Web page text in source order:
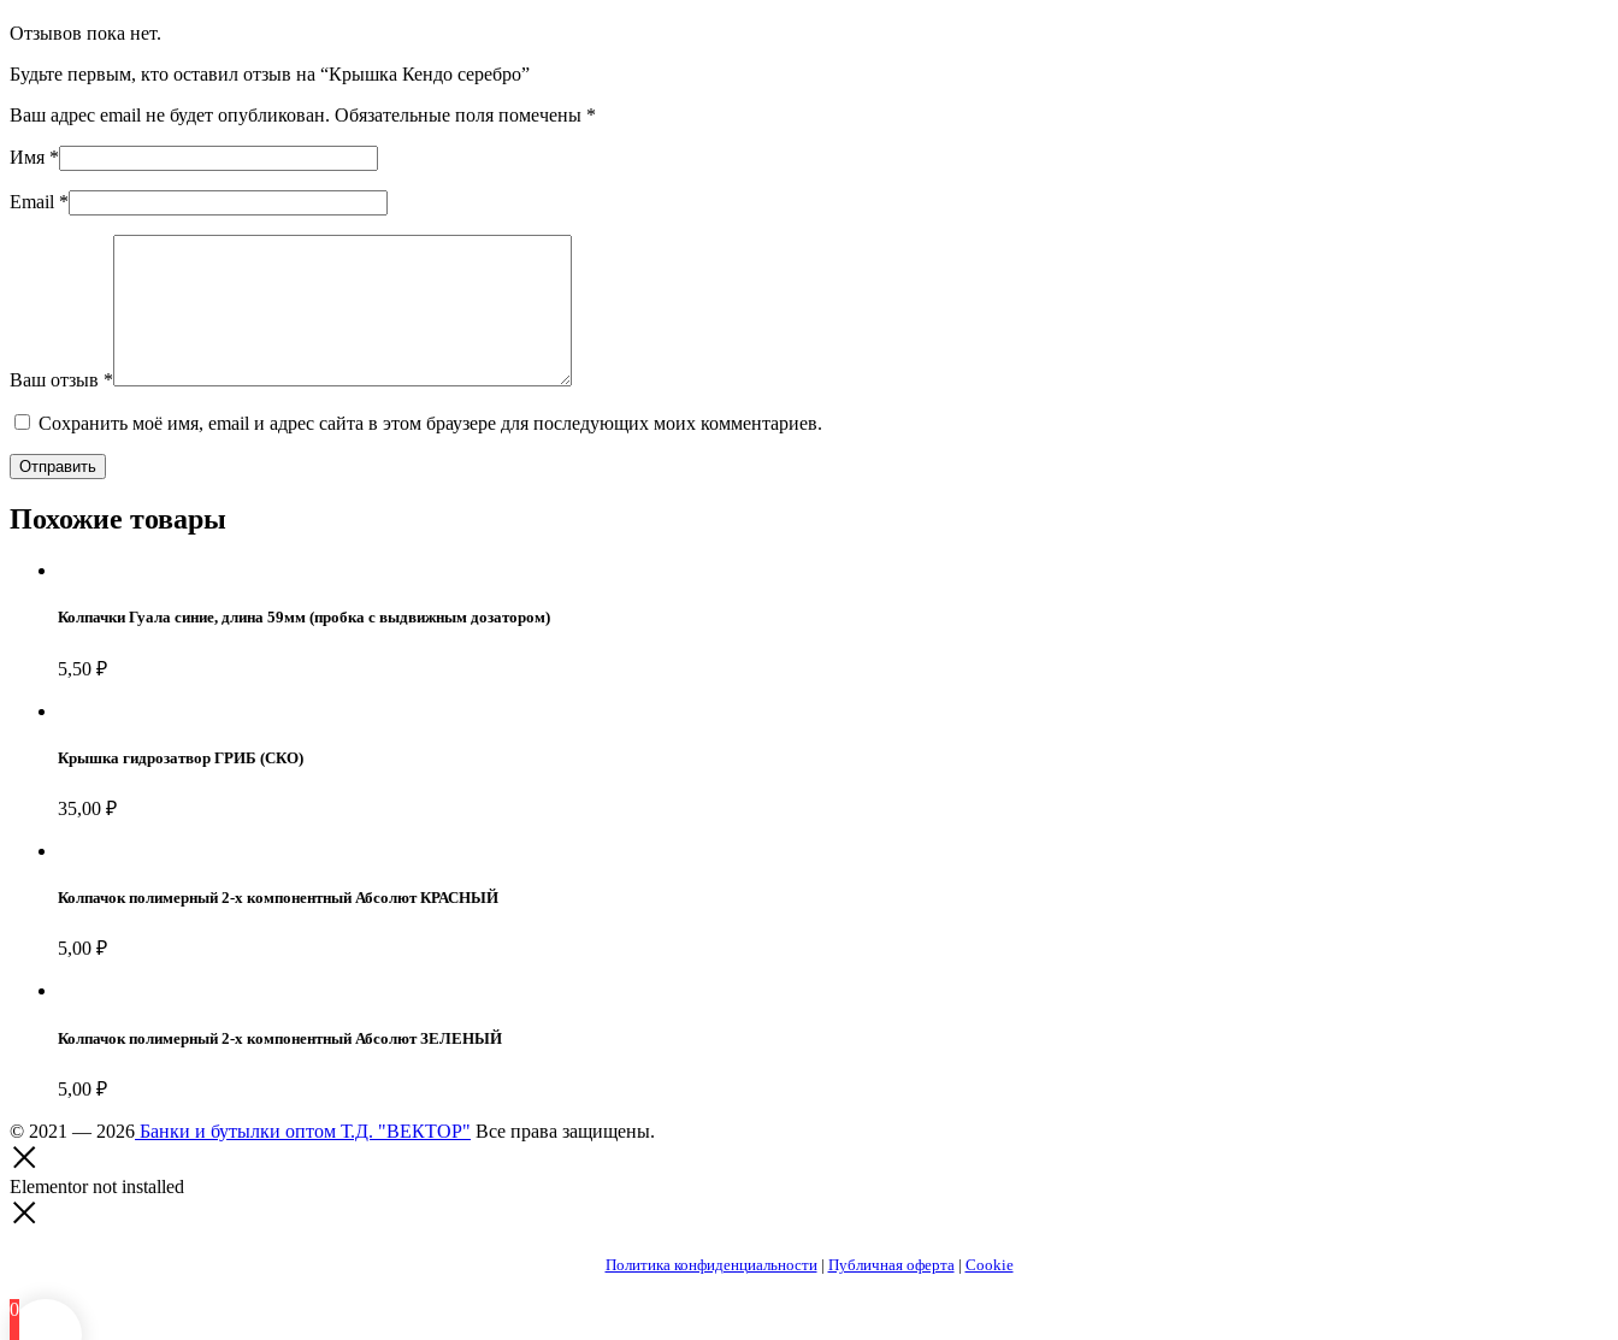
Отзывов пока нет.
Будьте первым, кто оставил отзыв на “Крышка Кендо серебро”
Ваш адрес email не будет опубликован. Обязательные поля помечены *
Имя *
Email *
Ваш отзыв *
Сохранить моё имя, email и адрес сайта в этом браузере для последующих моих комментариев.
Похожие товары
Колпачки Гуала синие, длина 59мм (пробка с выдвижным дозатором)
5,50 ₽
Крышка гидрозатвор ГРИБ (СКО)
35,00 ₽
Колпачок полимерный 2-х компонентный Абсолют КРАСНЫЙ
5,00 ₽
Колпачок полимерный 2-х компонентный Абсолют ЗЕЛЕНЫЙ
5,00 ₽
© 2021 — 2026 Банки и бутылки оптом Т.Д. "ВЕКТОР" Все права защищены.
Elementor not installed
Политика конфиденциальности| Публичная оферта | Cookie
0